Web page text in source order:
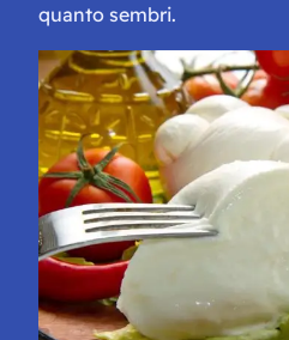
quanto sembri.